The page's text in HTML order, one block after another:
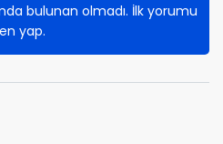
bulunan olmadı. İlk yorumu
yap.